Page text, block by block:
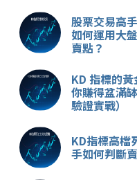
股票交易高
如何運用大
賣點？
KD 指標的
你賺得盆滿
驗證實戰）
KD指標高檔
手如何判斷